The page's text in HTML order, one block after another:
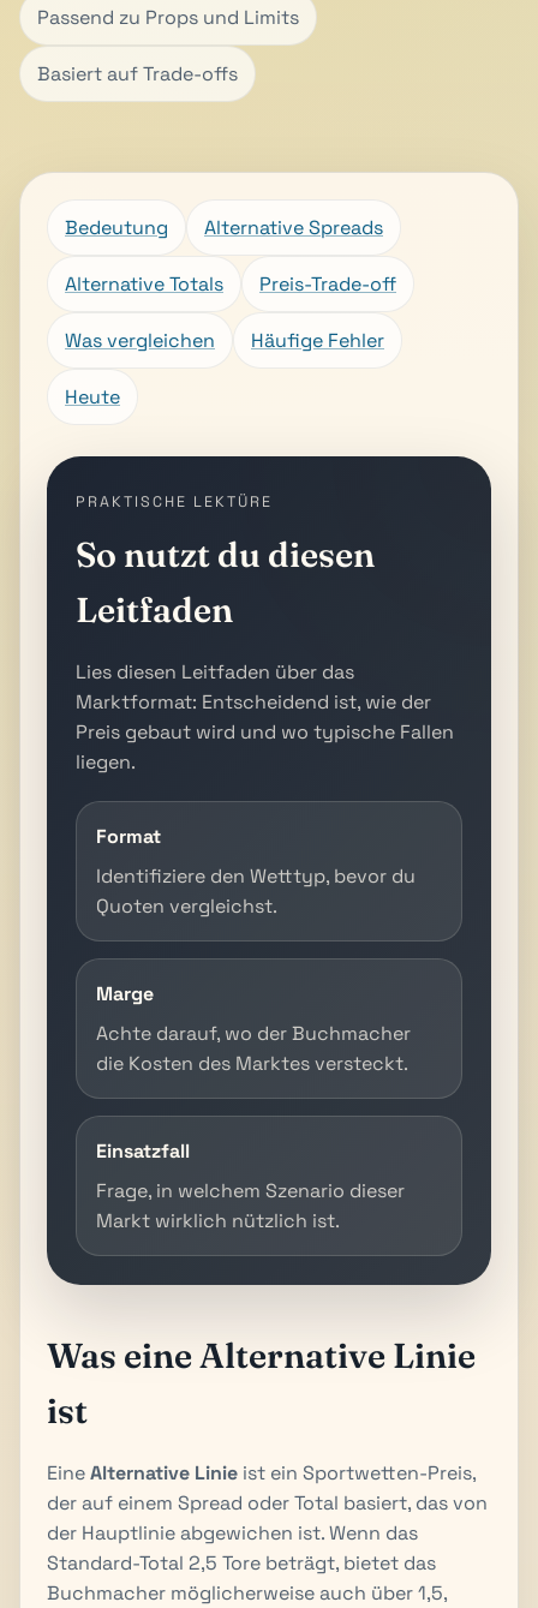
Passend zu Props und Limits
Basiert auf Trade-offs
Bedeutung Alternative Spreads
Alternative Totals Preis-Trade-off
Was vergleichen Häufige Fehler
Heute
PRAKTISCHE LEKTÜRE
So nutzt du diesen
Leitfaden
Lies diesen Leitfaden über das
Marktformat: Entscheidend ist, wie der
Preis gebaut wird und wo typische Fallen
liegen.
Format
Identifiziere den Wetttyp, bevor du
Quoten vergleichst.
Marge
Achte darauf, wo der Buchmacher
die Kosten des Marktes versteckt.
Einsatzfall
Frage, in welchem Szenario dieser
Markt wirklich nützlich ist.
Was eine Alternative Linie
ist
EineAlternative Linie ist ein Sportwetten-Preis,
der auf einem Spread oder Total basiert, das von
der Hauptlinie abgewichen ist. Wenn das
Standard-Total 2,5 Tore beträgt, bietet das
Buchmacher möglicherweise auch über 1,5,